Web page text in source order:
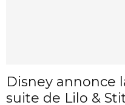
Disney annonce
suite de Lilo &